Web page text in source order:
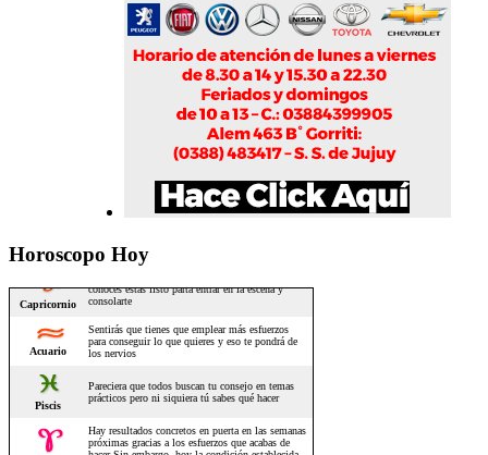
Horoscopo Hoy